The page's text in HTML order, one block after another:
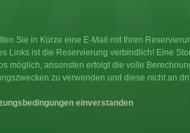
Sie in Kürze eine E-Mail mit Ihren
Links ist die Reservierung verbindlich! Eine
möglich, ansonsten erfolgt die volle
zu verwenden und diese nicht an
einverstanden